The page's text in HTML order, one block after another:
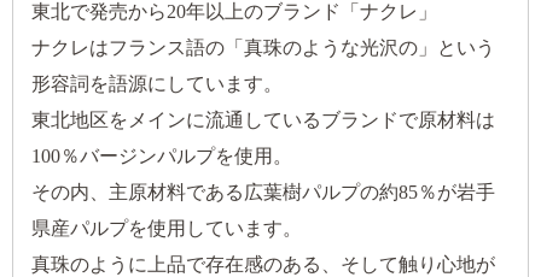
東北で発売から20年以上のブランド「ナクレ」
ナクレはフランス語の「真珠のような光沢の」という
形容詞を語源にしています。
東北地区をメインに流通しているブランドで原材料は
100％バージンパルプを使用。
その内、主原材料である広葉樹パルプの約85％が岩手
県産パルプを使用しています。
真珠のように上品で存在感のある、そして触り心地が